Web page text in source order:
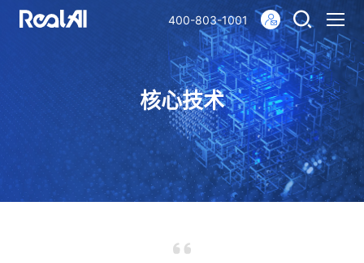
400-803-1001
核心技术